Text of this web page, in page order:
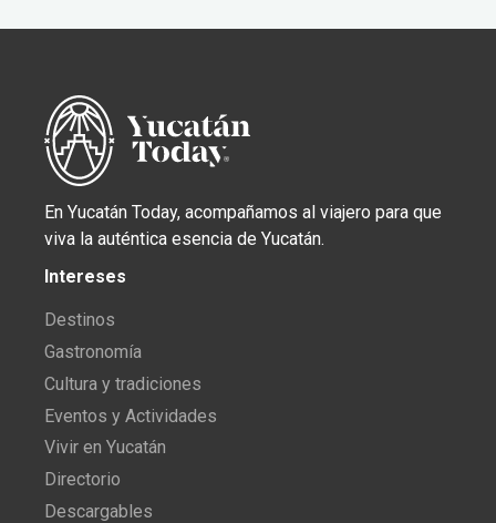
En Yucatán Today, acompañamos al viajero para que
viva la auténtica esencia de Yucatán.
Intereses
Destinos
Gastronomía
Cultura y tradiciones
Eventos y Actividades
Vivir en Yucatán
Directorio
Descargables